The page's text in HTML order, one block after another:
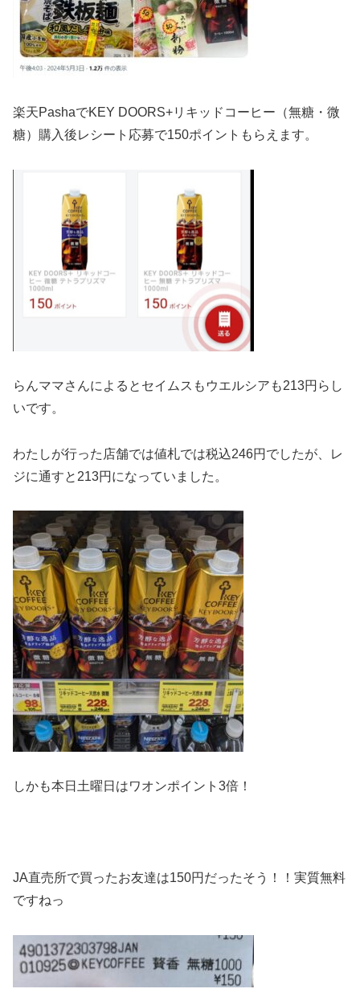
楽天PashaでKEY DOORS+リキッドコーヒー（無糖・微
糖）購入後レシート応募で150ポイントもらえます。
らんママさんによると セイムスもウエルシアも213円らし
いです。
わたしが行った店舗では値札では税込246円でしたが、レ
ジに通すと213円になっていました。
しかも本日土曜日はワオンポイント3倍！
JA直売所で買ったお友達は150円だったそう！！実質無料
ですねっ